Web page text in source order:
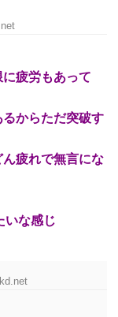
疲労もあって
からただ突破す
疲れで無言にな
いな感じ